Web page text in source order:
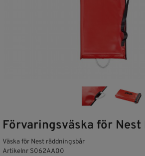
Förvaringsväska för Nest
Väska för Nest räddningsbår
Artikelnr S062AA00